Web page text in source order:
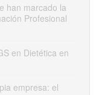
han marcado la
Profesional
en Dietética en
empresa: el